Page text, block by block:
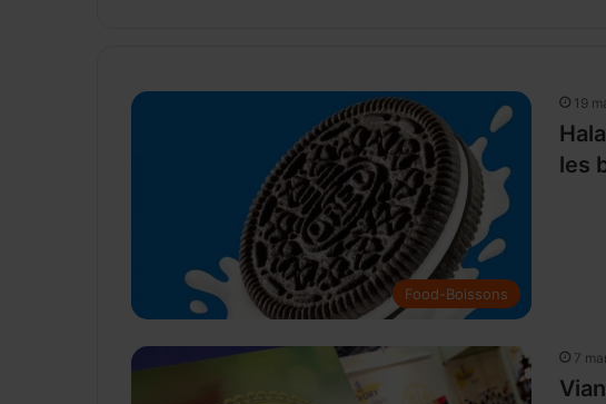
Food-Boissons
19
les
7